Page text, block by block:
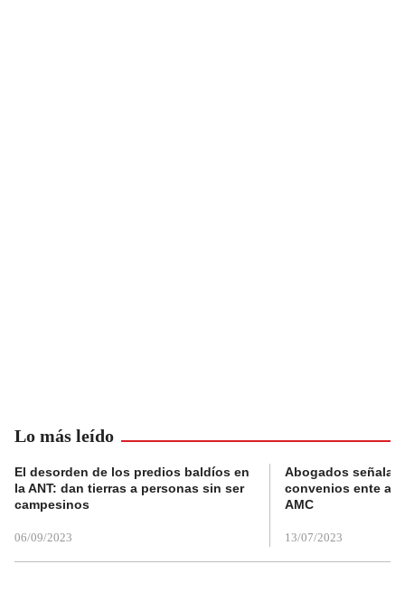
Lo más leído
El desorden de los predios baldíos en
la ANT: dan tierras a personas sin ser
campesinos
06/09/2023
Abogados
convenios ente
AMC
13/07/2023